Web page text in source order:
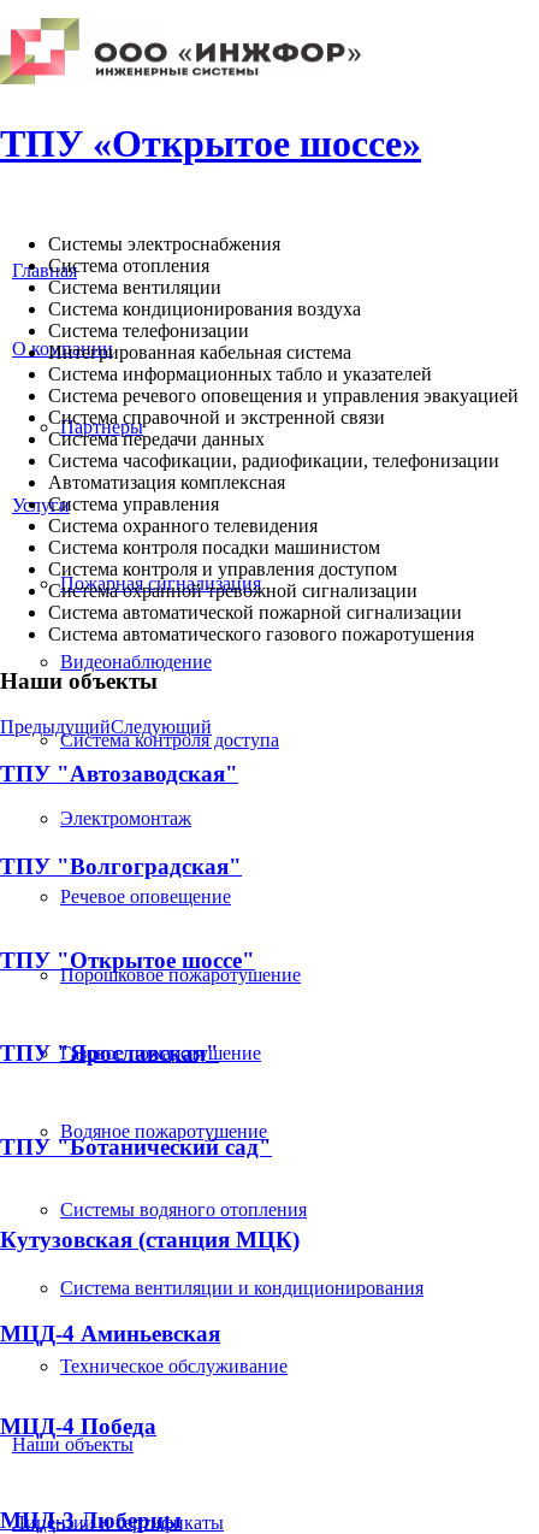
Главная
О компании
Партнеры
Услуги
Пожарная сигнализация
Видеонаблюдение
Система контроля доступа
Электромонтаж
Речевое оповещение
Порошковое пожаротушение
Газовое пожаротушение
Водяное пожаротушение
Системы водяного отопления
Система вентиляции и кондиционирования
Техническое обслуживание
Наши объекты
Лицензии и сертификаты
ТПУ «Открытое шоссе»
Системы электроснабжения
Система отопления
Система вентиляции
Система кондиционирования воздуха
Система телефонизации
Интегрированная кабельная система
Система информационных табло и указателей
Система речевого оповещения и управления эвакуацией
Система справочной и экстренной связи
Система передачи данных
Система часофикации, радиофикации, телефонизации
Автоматизация комплексная
Система управления
Система охранного телевидения
Система контроля посадки машинистом
Система контроля и управления доступом
Система охранной тревожной сигнализации
Система автоматической пожарной сигнализации
Система автоматического газового пожаротушения
Наши объекты
ПредыдущийСледующий
ТПУ "Автозаводская"
ТПУ "Волгоградская"
ТПУ "Открытое шоссе"
ТПУ "Ярославская"
ТПУ "Ботанический сад"
Кутузовская (станция МЦК)
МЦД-4 Аминьевская
МЦД-4 Победа
МЦД-3 Люберцы